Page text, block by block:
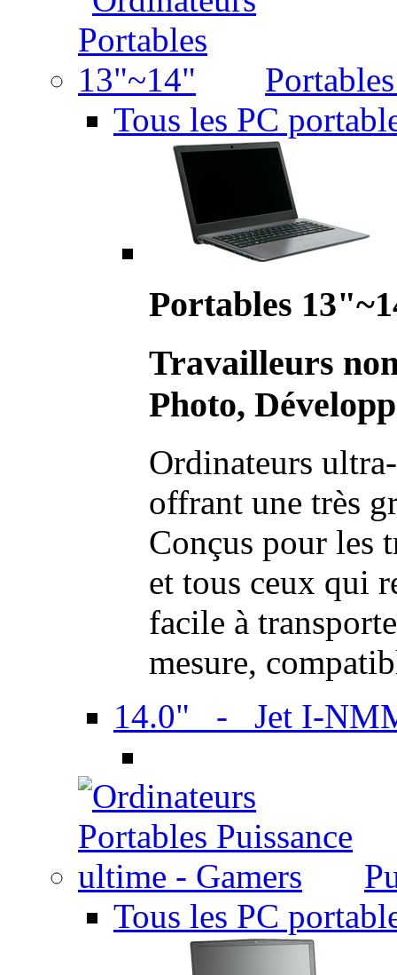
Tous les PC
Portables
Travailleurs
Photo,
Ordinateurs
offrant une très
Conçus pour les
et tous ceux qui
facile à
mesure,
14.0" - Jet I-
Tous les PC